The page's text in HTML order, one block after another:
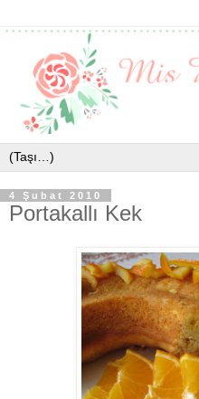
4 Şubat 2010
Portakallı Kek